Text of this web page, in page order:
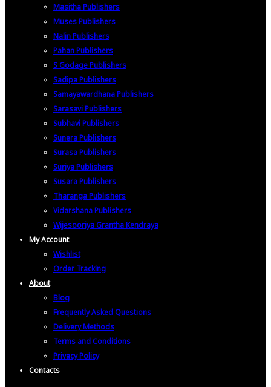
Masitha Publishers
Muses Publishers
Nalin Publishers
Pahan Publishers
S Godage Publishers
Sadipa Publishers
Samayawardhana Publishers
Sarasavi Publishers
Subhavi Publishers
Sunera Publishers
Surasa Publishers
Suriya Publishers
Susara Publishers
Tharanga Publishers
Vidarshana Publishers
Wijesooriya Grantha Kendraya
My Account
Wishlist
Order Tracking
About
Blog
Frequently Asked Questions
Delivery Methods
Terms and Conditions
Privacy Policy
Contacts